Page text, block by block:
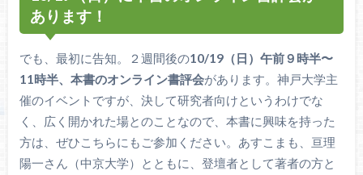
あります！
でも、最初に告知。２週間後の10/19（日）午前９時半〜
11時半、本書のオンライン書評会があります。神戸大学主
催のイベントですが、決して研究者向けというわけでな
く、広く開かれた場とのことなので、本書に興味を持った
方は、ぜひこちらにもご参加ください。あすこまも、亘理
陽一さん（中京大学）とともに、登壇者として著者の方と